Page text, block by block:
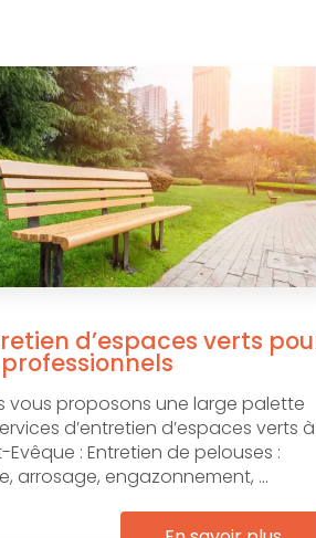
d’espaces verts
vous proposons une large palette
d’entretien d’espaces verts à
Evêque : Entretien de pelouses :
arrosage, engazonnement, ...